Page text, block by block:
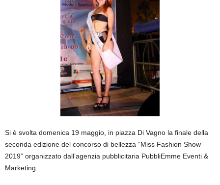
Si è svolta domenica 19 maggio, in piazza Di Vagno la finale della
seconda edizione del concorso di bellezza “Miss Fashion Show
2019” organizzato dall’agenzia pubblicitaria PubbliEmme Eventi &
Marketing.